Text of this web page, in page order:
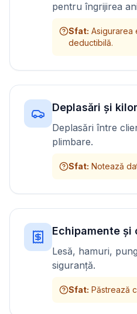
pentru îngrijirea
Sfat: Asigurarea
deductibilă.
Deplasări și
Deplasări între
plimbare.
Sfat: Notează
Echipamente și
Lesă, hamuri,
siguranță.
Sfat: Păstrează